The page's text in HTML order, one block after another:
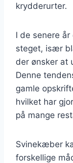
krydderurter.
I de senere
steget, især
der ønsker at
Denne
gamle
hvilket har
på mange
Svinekæber
forskellige